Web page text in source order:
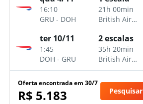
16:10
GRU - DOH
21h 00min
British Airways
ter 10/11
1:45
DOH - GRU
2 escalas
35h 20min
British Airways
Oferta encontrada em 30/7
R$ 5.183 Pesquisar